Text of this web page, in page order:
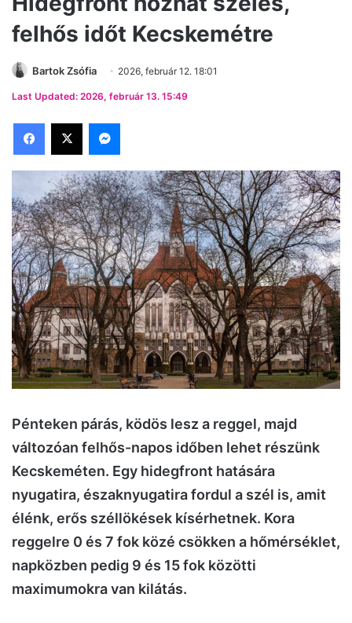
felhős időt Kecskemétre
Bartok Zsófia 2026, február 12. 18:01
Last Updated: 2026, február 13. 15:49
Facebook
X Messenger
Pénteken párás, ködös lesz a reggel, majd
változóan felhős-napos időben lehet részünk
Kecskeméten. Egy hidegfront hatására
nyugatira, északnyugatira fordul a szél is, amit
élénk, erős széllökések kísérhetnek. Kora
reggelre 0 és 7 fok közé csökken a hőmérséklet,
napközben pedig 9 és 15 fok közötti
maximumokra van kilátás.